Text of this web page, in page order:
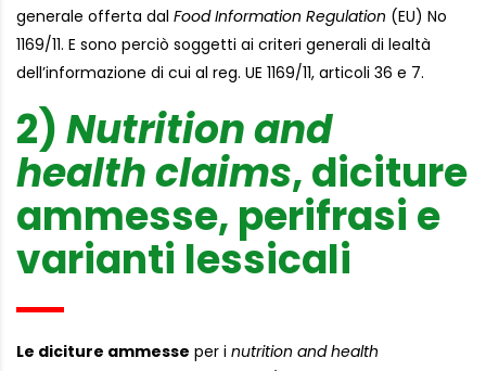
generale offerta dal Food Information Regulation (EU) No
1169/11. E sono perciò soggetti ai criteri generali di lealtà
dell’informazione di cui al reg. UE 1169/11, articoli 36 e 7.
2)Nutrition and
health claims, diciture
ammesse, perifrasi e
varianti lessicali
Le diciture ammesse per i nutrition and health